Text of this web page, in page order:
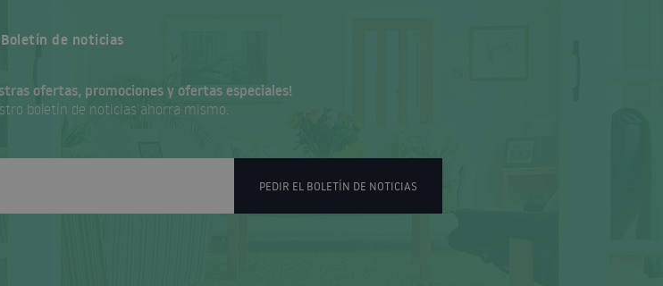
Boletín de noticias
ofertas, promociones y ofertas especiales!
boletín de noticias ahorra mismo.
PEDIR EL BOLETÍN DE NOTICIAS